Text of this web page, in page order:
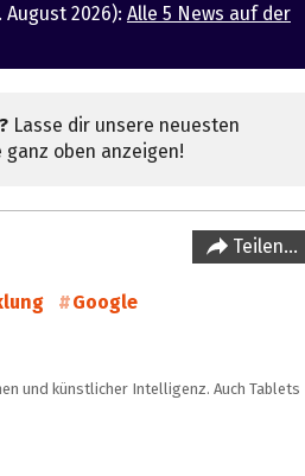
August 2026): Alle 5 News auf der
Lasse dir unsere neuesten
oben anzeigen!
Teilen…
Google
und künstlicher Intelligenz. Auch Tablets